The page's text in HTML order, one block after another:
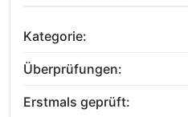
Kategorie:
Überprüfungen:
Erstmals geprüft: